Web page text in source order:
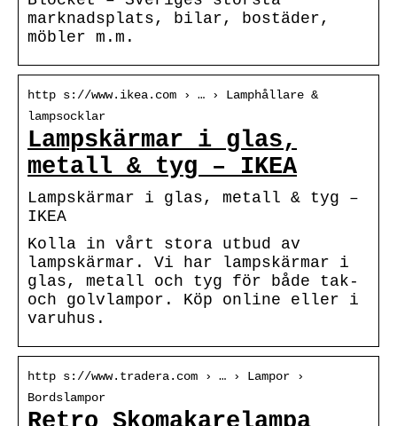
marknadsplats, bilar, bostäder,
möbler m.m.
http s://www.ikea.com › … › Lamphållare &
lampsocklar
Lampskärmar i glas,
metall & tyg – IKEA
Lampskärmar i glas, metall & tyg –
IKEA
Kolla in vårt stora utbud av
lampskärmar. Vi har lampskärmar i
glas, metall och tyg för både tak-
och golvlampor. Köp online eller i
varuhus.
http s://www.tradera.com › … › Lampor ›
Bordslampor